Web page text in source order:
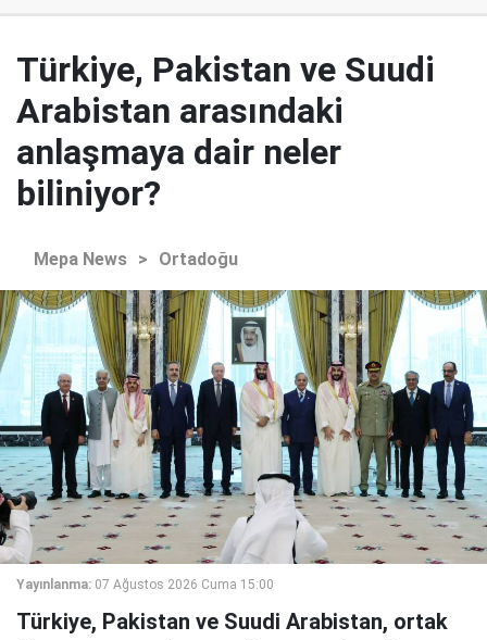
Türkiye, Pakistan ve Suudi
Arabistan arasındaki
anlaşmaya dair neler
biliniyor?
Mepa News > Ortadoğu
Yayınlanma: 07 Ağustos 2026 Cuma 15:00
Türkiye, Pakistan ve Suudi Arabistan, ortak